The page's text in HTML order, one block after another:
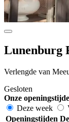
Lunenburg
Verlengde van
Gesloten
Onze
Deze week
Openingstijden